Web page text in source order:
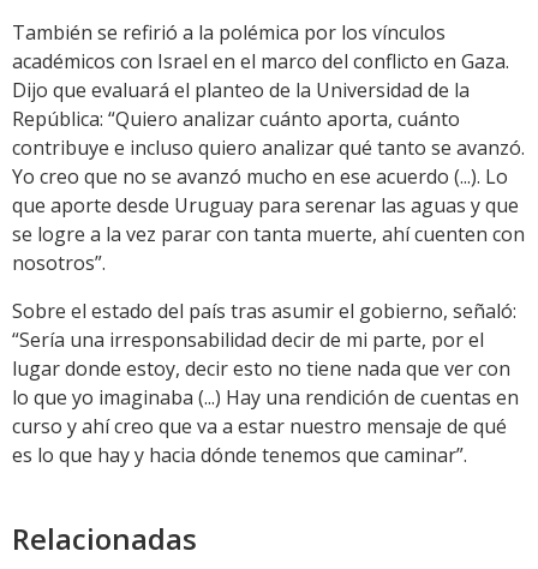
También se refirió a la polémica por los vínculos
académicos con Israel en el marco del conflicto en Gaza.
Dijo que evaluará el planteo de la Universidad de la
República: “Quiero analizar cuánto aporta, cuánto
contribuye e incluso quiero analizar qué tanto se avanzó.
Yo creo que no se avanzó mucho en ese acuerdo (...). Lo
que aporte desde Uruguay para serenar las aguas y que
se logre a la vez parar con tanta muerte, ahí cuenten con
nosotros”.
Sobre el estado del país tras asumir el gobierno, señaló:
“Sería una irresponsabilidad decir de mi parte, por el
lugar donde estoy, decir esto no tiene nada que ver con
lo que yo imaginaba (...) Hay una rendición de cuentas en
curso y ahí creo que va a estar nuestro mensaje de qué
es lo que hay y hacia dónde tenemos que caminar”.
Relacionadas